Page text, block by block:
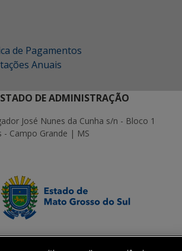
de Pagamentos
Anuais
DE ADMINISTRAÇÃO
José Nunes da Cunha s/n - Bloco 1
- Campo Grande | MS